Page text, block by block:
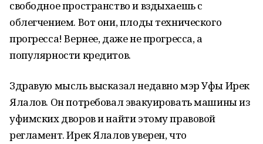
свободное пространство и вздыхаешь с
облегчением. Вот они, плоды технического
прогресса! Вернее, даже не прогресса, а
популярности кредитов.
Здравую мысль высказал недавно мэр Уфы Ирек
Ялалов. Он потребовал эвакуировать машины из
уфимских дворов и найти этому правовой
регламент. Ирек Ялалов уверен, что